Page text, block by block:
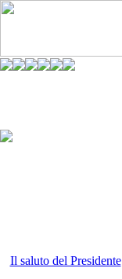
Il saluto del Presidente